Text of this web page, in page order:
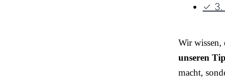
✓ 3.
Wir wissen,
unseren
macht,